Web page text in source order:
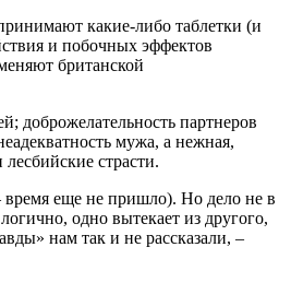
какие-либо таблетки (и
и побочных эффектов
британской
доброжелательность партнеров
мужа, а нежная,
страсти.
время еще не пришло). Но дело не в
одно вытекает из другого,
нам так и не рассказали, –